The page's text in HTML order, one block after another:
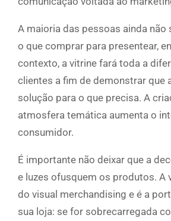
A maioria das pessoas ainda não
o que comprar para presentear,
contexto, a vitrine fará toda a
clientes a fim de demonstrar que
solução para o que precisa. A
atmosfera temática aumenta o
consumidor.
É importante não deixar que a
e luzes ofusquem os produtos. A
do visual merchandising e é a
sua loja: se for sobrecarregada